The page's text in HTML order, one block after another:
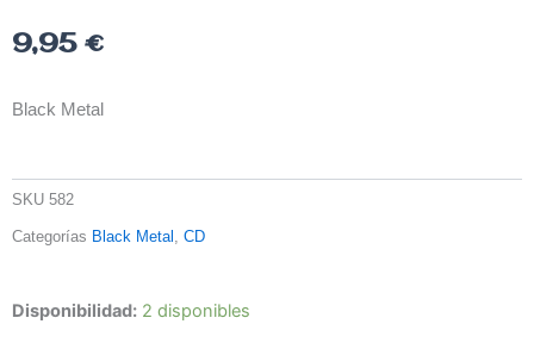
9,95 €
Black Metal
SKU 582
Categorías Black Metal , CD
Disponibilidad: 2 disponibles
Wounds